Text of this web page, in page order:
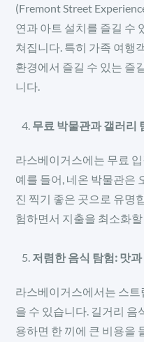
(Fremont Street
연과 아트 설치를 즐길 수
쳐집니다. 특히 가족 여행
환경에서 즐길 수 있는 즐
니다.
무료 박물관과 갤러리
라스베이거스에는 무료
예를 들어, 네온 박물관은
진 찍기 좋은 곳으로 유명
험하면서 지출을 최소화
저렴한 음식 탐험: 맛
라스베이거스에서는 스
을 수 있습니다. 길거리 음
용하면 한 끼에 큰 비용을